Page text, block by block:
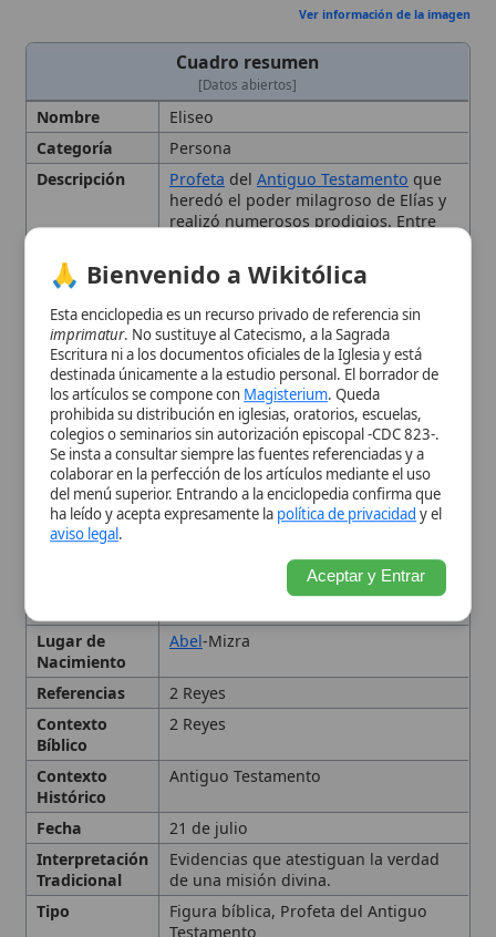
multiplicación del aceite para una
hijo de la sunamita, la sanación de
Naaman mediante siete inmersiones
en el Jordán, la transformación de
una sopa venenosa en alimento
seguro, el hierro que flotó para
rescatar a un niño, la ceguera
temporal de soldados sirios,
predicciones cumplidas sobre
abundancia y victoria, y la
resurrección de un cadáver al tocar
divina que confirman su misión
profética y anticipan la obra
Título Profeta
Lugar de
Nacimiento
Abel-Mizra
Referencias
2 Reyes
Contexto
Bíblico
2 Reyes
Contexto
Histórico
Antiguo Testamento
Fecha
21 de julio
Evidencias que atestiguan la verdad
Figura bíblica, Profeta del Antiguo
Testamento
Uso Litúrgico
Celebrado en la fiesta litúrgica del 21
Contexto histórico y bíblico
Principales milagros de
Eliseo
Significado teológico de los
milagros
🙏 Bienvenido a Wikitólica
Esta enciclopedia es un recurso privado de referencia sin
. No sustituye al Catecismo, a la Sagrada
Escritura ni a los documentos oficiales de la Iglesia y está
destinada únicamente a la estudio personal. El borrador de
los artículos se compone conMagisterium. Queda
prohibida su distribución en iglesias, oratorios, escuelas,
colegios o seminarios sin autorización episcopal -CDC 823-.
Se insta a consultar siempre las fuentes referenciadas y a
colaborar en la perfección de los artículos mediante el uso
del menú superior. Entrando a la enciclopedia confirma que
aviso legal